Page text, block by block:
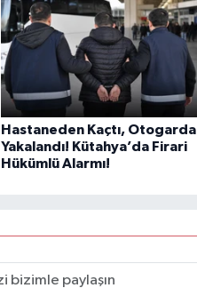
Hastaneden Kaçtı, Otogarda
Yakalandı! Kütahya’da Firari
Hükümlü Alarmı!